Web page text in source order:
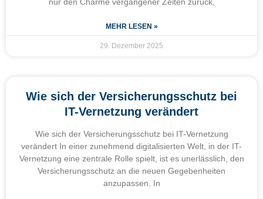
MEHR LESEN »
29. Dezember 2025
Wie sich der Versicherungsschutz bei
IT-Vernetzung verändert
Wie sich der Versicherungsschutz bei IT-Vernetzung
verändert In einer zunehmend digitalisierten Welt, in der IT-
Vernetzung eine zentrale Rolle spielt, ist es unerlässlich, den
Versicherungsschutz an die neuen Gegebenheiten
anzupassen. In